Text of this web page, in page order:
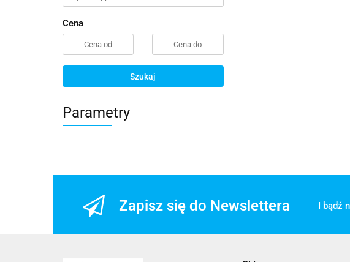
Cena
Szukaj
Parametry
Zapisz się do Newslettera I bądź